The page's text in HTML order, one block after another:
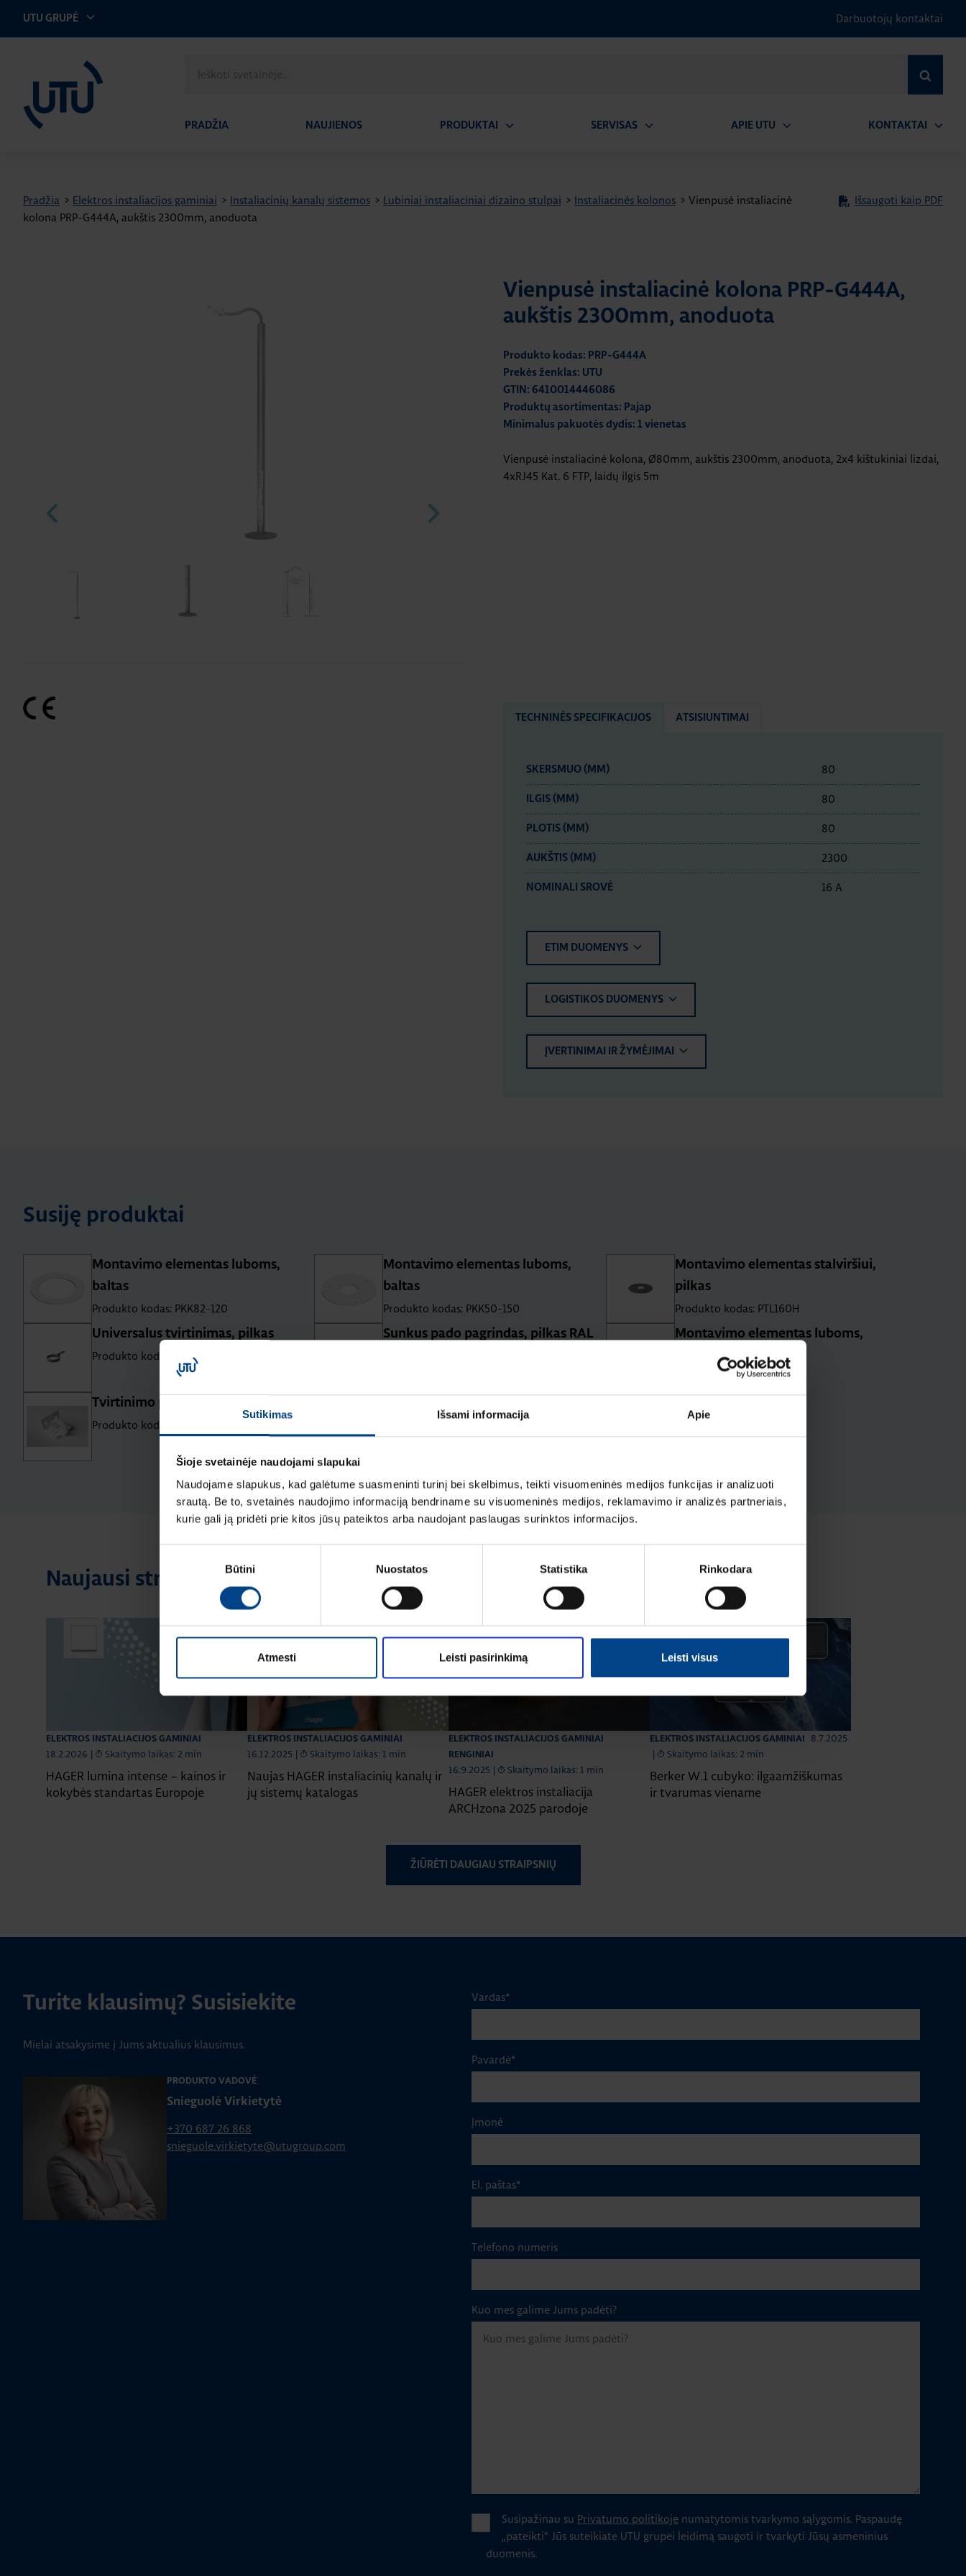
Sutikimas Išsami informacija Apie
Šioje svetainėje naudojami slapukai
Naudojame slapukus, kad galėtume suasmeninti turinį bei skelbimus, teikti visuomeninės medijos funkcijas ir analizuoti
srautą. Be to, svetainės naudojimo informaciją bendriname su visuomeninės medijos, reklamavimo ir analizės partneriais,
kurie gali ją pridėti prie kitos jūsų pateiktos arba naudojant paslaugas surinktos informacijos.
Būtini Nuostatos Statistika Rinkodara
Atmesti Leisti pasirinkimą Leisti visus
UTU GRUPĖ Darbuotojų kontaktai
svetainėje
PRADŽIA NAUJIENOS PRODUKTAI SERVISAS APIE UTU KONTAKTAI
Pradžia > Elektros instaliacijos gaminiai > Instaliacinių kanalų sistemos > Lubiniai instaliaciniai dizaino stulpai > Instaliacinės kolonos > Vienpusė instaliacinė
kolona PRP-G444A, aukštis 2300mm, anoduota
Išsaugoti kaip PDF
Vienpusė instaliacinė kolona PRP-G444A,
aukštis 2300mm, anoduota
Produkto kodas: PRP-G444A
Prekės ženklas: UTU
GTIN: 6410014446086
Produktų asortimentas: Pajap
Minimalus pakuotės dydis: 1 vienetas
Vienpusė instaliacinė kolona, Ø80mm, aukštis 2300mm, anoduota, 2x4 kištukiniai lizdai,
4xRJ45 Kat. 6 FTP, laidų ilgis 5m
TECHNINĖS SPECIFIKACIJOS ATSISIUNTIMAI
SKERSMUO (MM) 80
ILGIS (MM) 80
PLOTIS (MM) 80
AUKŠTIS (MM) 2300
NOMINALI SROVĖ 16 A
ETIM DUOMENYS
LOGISTIKOS DUOMENYS
ĮVERTINIMAI IR ŽYMĖJIMAI
Susiję produktai
Montavimo elementas luboms,
baltas
Produkto kodas: PKK82-120
Montavimo elementas luboms,
baltas
Produkto kodas: PKK50-150
Montavimo elementas stalviršiui,
pilkas
Produkto kodas: PTL160H
Universalus tvirtinimas, pilkas
Produkto kodas: PYK80H
Sunkus pado pagrindas, pilkas RAL
Montavimo elementas luboms,
Produkto kodas: PKK-T150
Tvirtinimo priedas laidams, baltas
Produkto kodas: PJK1
Naujausi straipsniai pagal temą Elektros instaliacijos gaminiai
ELEKTROS INSTALIACIJOS GAMINIAI
18.2.2026 | Skaitymo laikas: 2 min
HAGER lumina intense – kainos ir
kokybės standartas Europoje
ELEKTROS INSTALIACIJOS GAMINIAI
16.12.2025 | Skaitymo laikas: 1 min
Naujas HAGER instaliacinių kanalų ir
jų sistemų katalogas
ELEKTROS INSTALIACIJOS GAMINIAI
RENGINIAI
16.9.2025 | Skaitymo laikas: 1 min
HAGER elektros instaliacija
ARCHzona 2025 parodoje
ELEKTROS INSTALIACIJOS GAMINIAI
8.7.2025
|
Skaitymo laikas: 2 min
Berker W.1 cubyko: ilgaamžiškumas
ir tvarumas viename
ŽIŪRĖTI DAUGIAU STRAIPSNIŲ
Turite klausimų? Susisiekite
Mielai atsakysime į Jums aktualius klausimus.
PRODUKTO VADOVĖ
Snieguolė Virkietytė
+370 687 26 868
snieguole.virkietyte@utugroup.com
Vardas*
Pavardė*
Įmonė
El. paštas*
Telefono numeris
Kuo mes galime Jums padėti?
Susipažinau su Privatumo politikoje numatytomis tvarkymo sąlygomis. Paspaudę
„pateikti" Jūs suteikiate UTU grupei leidimą saugoti ir tvarkyti Jūsų asmeninius
duomenis.